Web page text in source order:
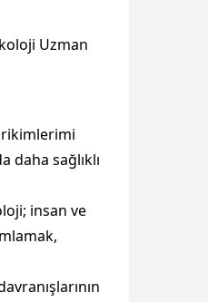
Uzman
sağlıklı
insan ve